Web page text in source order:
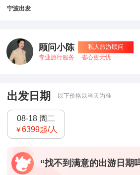
宁波出发
顾问小陈
私人旅游顾问
专业旅行服务
省心更无忧
出发日期 以下价格以当天为准
08-18 周二
￥6399起/人
“找不到满意的出游日期